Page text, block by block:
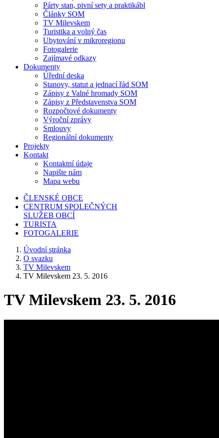
Párty stan, pivní sety a praktikábl
Články SOM
TV Milevskem
Turistika a volný čas
Ubytování v mikroregionu
Fotogalerie
Zajímavé odkazy
Dokumenty
Úřední deska
Stanovy, statut a jednací řád SOM
Zápisy z Valné hromady SOM
Zápisy z Představenstva SOM
Rozpočtové dokumenty
Výroční zprávy
Smlouvy
Regionální dokumenty
Projekty
Kontakt
Kontaktní údaje
Napište nám
Mapa webu
ČLENSKÉ OBCE
CENTRUM SPOLEČNÝCH
SLUŽEB OBCÍ
TURISTA
FOTOGALERIE
Úvodní stránka
O svazku
TV Milevskem
TV Milevskem 23. 5. 2016
TV Milevskem 23. 5. 2016